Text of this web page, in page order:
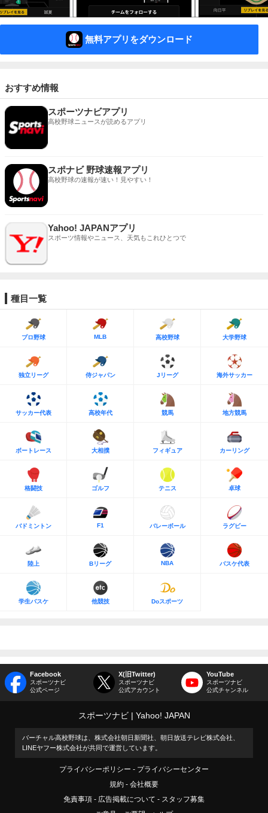
無料アプリをダウンロード
おすすめ情報
スポーツナビアプリ
高校野球ニュースが読めるアプリ
スポナビ 野球速報アプリ
高校野球の速報が速い！見やすい！
Yahoo! JAPANアプリ
スポーツ情報やニュース、天気もこれひとつで
種目一覧
プロ野球 MLB 高校野球 大学野球
独立リーグ 侍ジャパン Jリーグ 海外サッカー
サッカー代表 高校年代 競馬 地方競馬
ボートレース 大相撲 フィギュア カーリング
格闘技 ゴルフ テニス 卓球
バドミントン F1 バレーボール ラグビー
陸上 Bリーグ NBA バスケ代表
学生バスケ 他競技 Doスポーツ
Facebook
スポーツナビ
公式ページ
X(旧Twitter)
スポーツナビ
公式アカウント
YouTube
スポーツナビ
公式チャンネル
スポーツナビ Yahoo! JAPAN
バーチャル高校野球は、株式会社朝日新聞社、朝日放送テレビ株式会社、
LINEヤフー株式会社が共同で運営しています。
プライバシーポリシー
プライバシーセンター
規約
会社概要
免責事項
広告掲載について
スタッフ募集